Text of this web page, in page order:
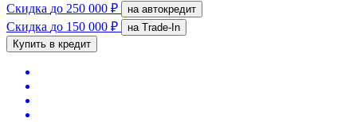
Скидка до 250 000 ₽ на автокредит
Скидка до 150 000 ₽
на Trade-In
Купить в кредит